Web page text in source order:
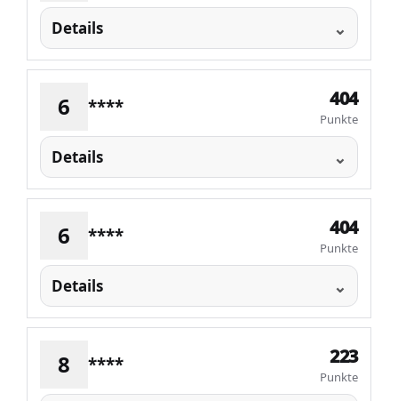
Details
6 **** 404
Punkte
Details
6 **** 404
Punkte
Details
8 **** 223
Punkte